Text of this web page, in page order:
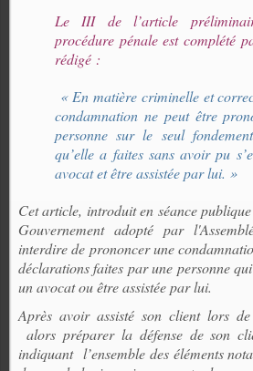
Le III de l’article
procédure pénale est complété
rédigé :
« En matière criminelle et
condamnation ne peut être
personne sur le seul
qu’elle a faites sans avoir pu
avocat et être assistée par lui. »
Cet article, introduit en séance
Gouvernement adopté par
interdire de prononcer une
déclarations faites par une personne
un avocat ou être assistée par lui.
Après avoir assisté son client lors de
alors préparer la défense de son
indiquant l’ensemble des éléments